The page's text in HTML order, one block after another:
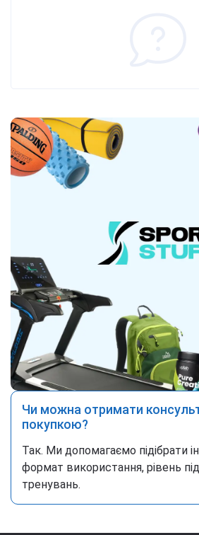
Чи можна отримати
покупкою?
Так. Ми допомагаємо підібрати
формат використання, рівень
тренувань.